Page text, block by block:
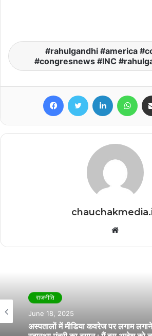
rahulgandhi #america
#congresnews #INC
FacebookTwitter LinkedIn
Website
राजनीति
June 18, 2025
अस्पतालों में मीडिया कवरेज पर लगाम